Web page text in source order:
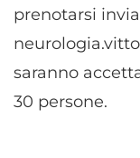
prenotarsi
saranno
30 persone.